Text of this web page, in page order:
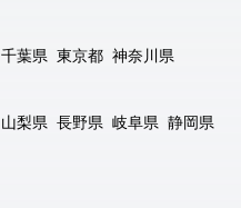
千葉県 東京都 神奈川県
山梨県 長野県 岐阜県 静岡県